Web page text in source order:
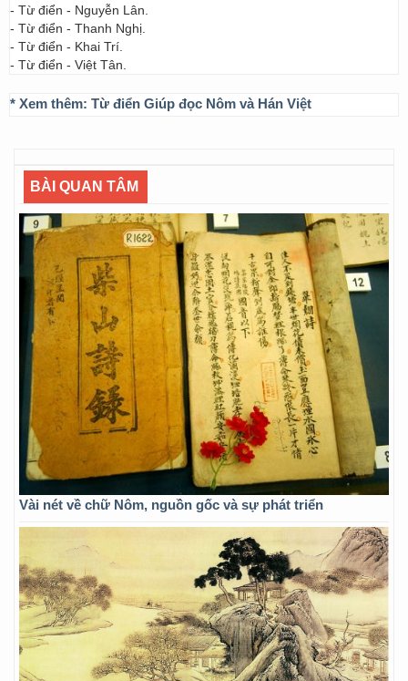
- Từ điển - Nguyễn Lân.
- Từ điển - Thanh Nghị.
- Từ điển - Khai Trí.
- Từ điển - Việt Tân.
* Xem thêm: Từ điển Giúp đọc Nôm và Hán Việt
BÀI QUAN TÂM
Vài nét về chữ Nôm, nguồn gốc và sự phát triển